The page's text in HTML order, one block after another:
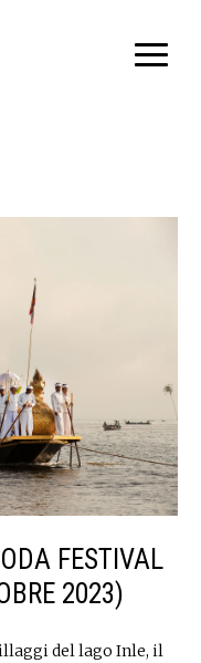
FESTIVAL
2023)
del lago Inle, il